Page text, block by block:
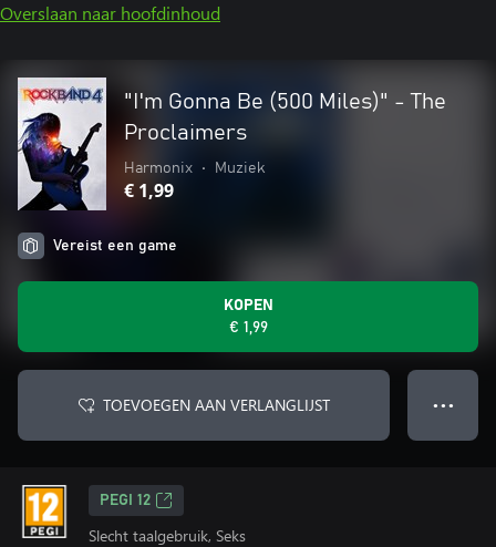
Overslaan naar hoofdinhoud
"I'm Gonna Be (500 Miles)" - The
Proclaimers
Harmonix • Muziek
€ 1,99
Vereist een game
KOPEN
€ 1,99
TOEVOEGEN AAN VERLANGLIJST ● ● ●
PEGI 12
Slecht taalgebruik, Seks